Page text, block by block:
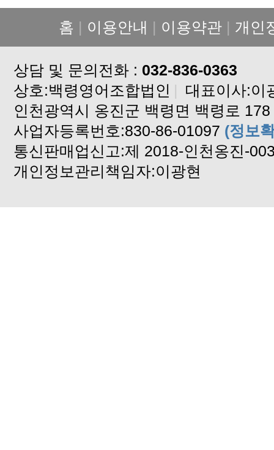
가격 인상 안내
설연휴 배송중단 안내입니다
배송지연안내
배송지연안내입니다
고구마 배송안내
백령도 알이꽉찬 꽃게 판매합니다
2024년도 자연산 햇 돌미역
설 연휴 배송중단합니다
기상악화 배송중단
홈 | 이용안내 | 이용약관 | 개인
상담 및 문의전화 : 032-836-0363
상호:백령영어조합법인 | 대표이사:이
인천광역시 옹진군 백령면 백령로 178
사업자등록번호:830-86-01097 (정보
통신판매업신고:제 2018-인천옹진-
개인정보관리책임자:이광현